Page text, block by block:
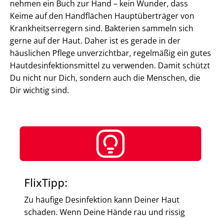
nehmen ein Buch zur Hand – kein Wunder, dass
Keime auf den Handflächen Hauptüberträger von
Krankheitserregern sind. Bakterien sammeln sich
gerne auf der Haut. Daher ist es gerade in der
häuslichen Pflege unverzichtbar, regelmäßig ein gutes
Hautdesinfektionsmittel zu verwenden. Damit schützt
Du nicht nur Dich, sondern auch die Menschen, die
Dir wichtig sind.
FlixTipp:
Zu häufige Desinfektion kann Deiner Haut
schaden. Wenn Deine Hände rau und rissig